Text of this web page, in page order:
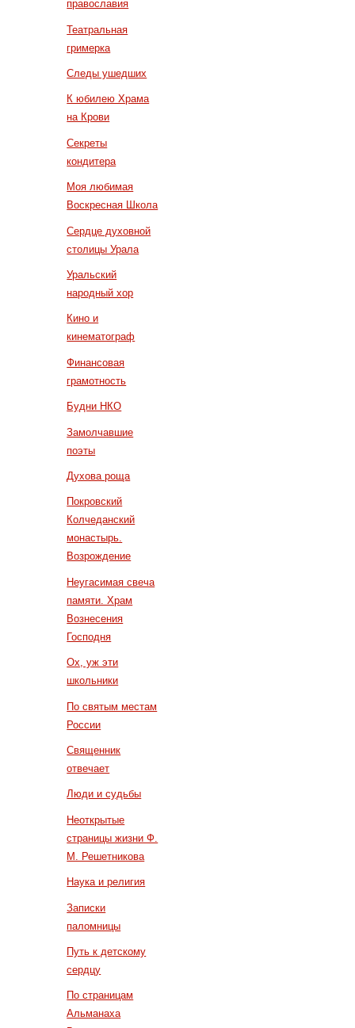
православия
Театральная
гримерка
Следы ушедших
К юбилею Храма
на Крови
Секреты
кондитера
Моя любимая
Воскресная Школа
Сердце духовной
столицы Урала
Уральский
народный хор
Кино и
кинематограф
Финансовая
грамотность
Будни НКО
Замолчавшие
поэты
Духова роща
Покровский
Колчеданский
монастырь.
Возрождение
Неугасимая свеча
памяти. Храм
Вознесения
Господня
Ох, уж эти
школьники
По святым местам
России
Священник
отвечает
Люди и судьбы
Неоткрытые
страницы жизни Ф.
М. Решетникова
Наука и религия
Записки
паломницы
Путь к детскому
сердцу
По страницам
Альманаха